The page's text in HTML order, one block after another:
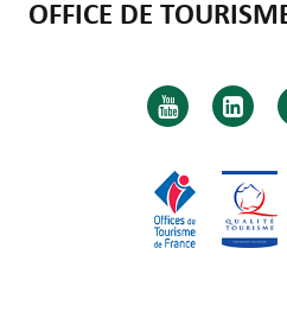
OFFICE DE